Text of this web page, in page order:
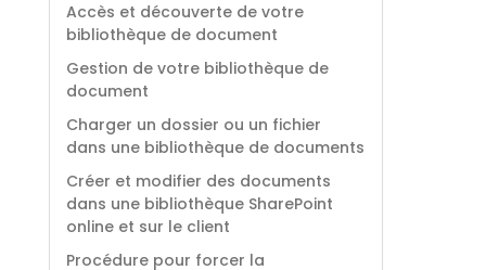
Accès et découverte de votre
bibliothèque de document
Gestion de votre bibliothèque de
document
Charger un dossier ou un fichier
dans une bibliothèque de documents
Créer et modifier des documents
dans une bibliothèque SharePoint
online et sur le client
Procédure pour forcer la